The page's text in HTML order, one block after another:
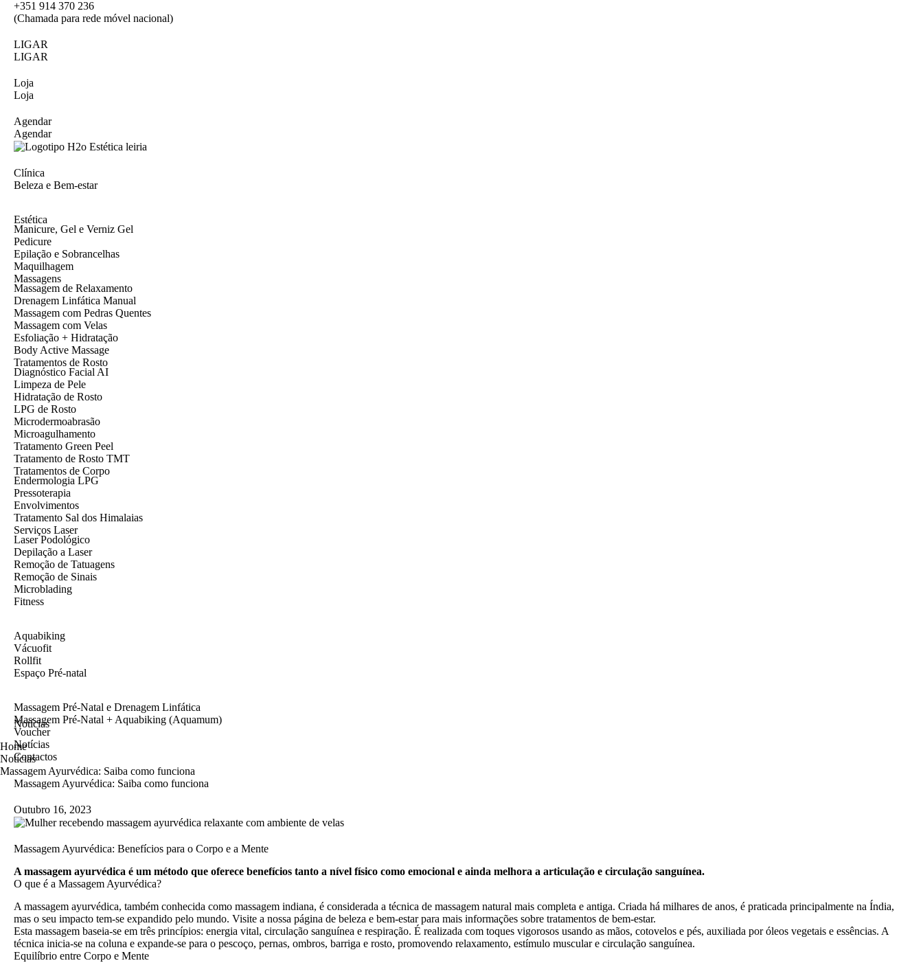
Pular
para
conteúdo
+351 914 370 236
(Chamada para rede móvel nacional)
LIGAR
LIGAR
Loja
Loja
Agendar
Agendar
Clínica
Beleza e Bem-estar
Estética
Manicure, Gel e Verniz Gel
Pedicure
Epilação e Sobrancelhas
Maquilhagem
Massagens
Massagem de Relaxamento
Drenagem Linfática Manual
Massagem com Pedras Quentes
Massagem com Velas
Esfoliação + Hidratação
Body Active Massage
Tratamentos de Rosto
Diagnóstico Facial AI
Limpeza de Pele
Hidratação de Rosto
LPG de Rosto
Microdermoabrasão
Microagulhamento
Tratamento Green Peel
Tratamento de Rosto TMT
Tratamentos de Corpo
Endermologia LPG
Pressoterapia
Envolvimentos
Tratamento Sal dos Himalaias
Serviços Laser
Laser Podológico
Depilação a Laser
Remoção de Tatuagens
Remoção de Sinais
Microblading
Fitness
Aquabiking
Vácuofit
Rollfit
Espaço Pré-natal
Massagem Pré-Natal e Drenagem Linfática
Massagem Pré-Natal + Aquabiking (Aquamum)
Voucher
Notícias
Contactos
Notícias
Home
Notícias
Massagem Ayurvédica: Saiba como funciona
Massagem Ayurvédica: Saiba como funciona
Outubro 16, 2023
Massagem Ayurvédica: Benefícios para o Corpo e a Mente
A massagem ayurvédica é um método que oferece benefícios tanto a nível físico como emocional e ainda melhora a articulação e circulação sanguínea.
O que é a Massagem Ayurvédica?
A massagem ayurvédica, também conhecida como massagem indiana, é considerada a técnica de massagem natural mais completa e antiga. Criada há milhares de anos, é praticada principalmente na Índia,
mas o seu impacto tem-se expandido pelo mundo. Visite a nossa página de beleza e bem-estarpara mais informações sobre tratamentos de bem-estar.
Esta massagem baseia-se em três princípios: energia vital, circulação sanguínea e respiração. É realizada com toques vigorosos usando as mãos, cotovelos e pés, auxiliada por óleos vegetais e essências. A
técnica inicia-se na coluna e expande-se para o pescoço, pernas, ombros, barriga e rosto, promovendo relaxamento, estímulo muscular e circulação sanguínea.
Equilíbrio entre Corpo e Mente